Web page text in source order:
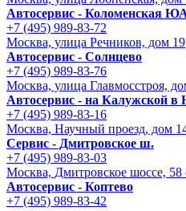
Автосервис - Коломенская
+7 (495) 989-83-72
Москва, улица Речников, дом 19
Автосервис - Солнцево
+7 (495) 989-83-76
Москва, улица Главмосстроя,
Автосервис - на Калужской
+7 (495) 989-83-16
Москва, Научный проезд, дом
Сервис - Дмитровское ш.
+7 (495) 989-83-03
Москва, Дмитровское шоссе, 58
Автосервис - Коптево
+7 (495) 989-83-42